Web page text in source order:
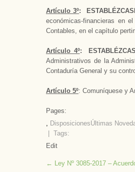
Artículo 3º:
económicas-financieras en
Contables, en el capítulo
Artículo 4º:
Administrativos de la
Contaduría General y su
Artículo 5º: Comuníquese y
Pages:
, DisposicionesÚltimas
| Tags:
Edit
Post
← Ley Nº 3085-2017 –